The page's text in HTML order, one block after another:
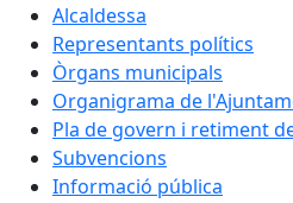
Alcaldessa
Representants polítics
Òrgans municipals
Organigrama de
Pla de govern i retiment
Subvencions
Informació pública